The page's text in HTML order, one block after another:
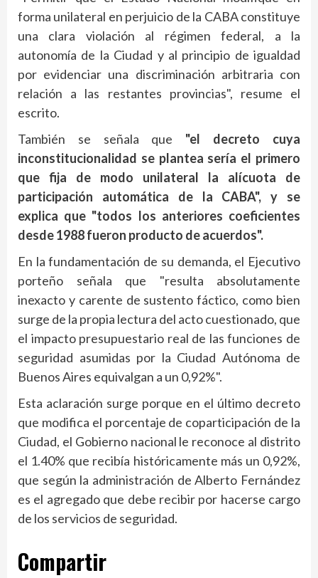
forma unilateral en perjuicio de la CABA constituye
una clara violación al régimen federal, a la
autonomía de la Ciudad y al principio de igualdad
por evidenciar una discriminación arbitraria con
relación a las restantes provincias", resume el
escrito.
También se señala que "el decreto cuya
inconstitucionalidad se plantea sería el primero
que fija de modo unilateral la alícuota de
participación automática de la CABA", y se
explica que "todos los anteriores coeficientes
desde 1988 fueron producto de acuerdos".
En la fundamentación de su demanda, el Ejecutivo
porteño señala que "resulta absolutamente
inexacto y carente de sustento fáctico, como bien
surge de la propia lectura del acto cuestionado, que
el impacto presupuestario real de las funciones de
seguridad asumidas por la Ciudad Autónoma de
Buenos Aires equivalgan a un 0,92%".
Esta aclaración surge porque en el último decreto
que modifica el porcentaje de coparticipación de la
Ciudad, el Gobierno nacional le reconoce al distrito
el 1.40% que recibía históricamente más un 0,92%,
que según la administración de Alberto Fernández
es el agregado que debe recibir por hacerse cargo
de los servicios de seguridad.
Compartir